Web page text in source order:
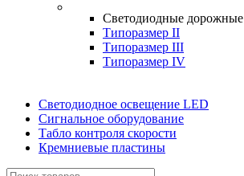
Светодиодные дорожные
Типоразмер II
Типоразмер III
Типоразмер IV
Светодиодное освещение LED
Сигнальное оборудование
Табло контроля скорости
Кремниевые пластины